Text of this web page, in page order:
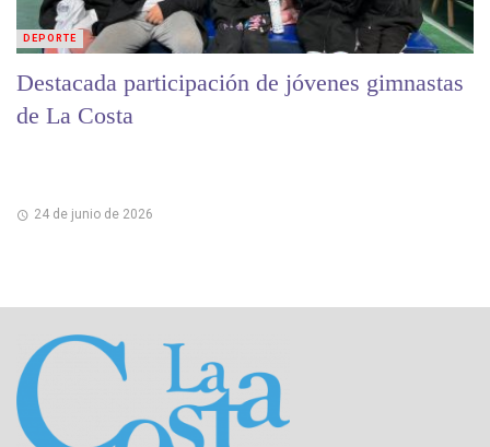
Destacada participación de jóvenes gimnastas
de La Costa
24 de junio de 2026
DEPORTE